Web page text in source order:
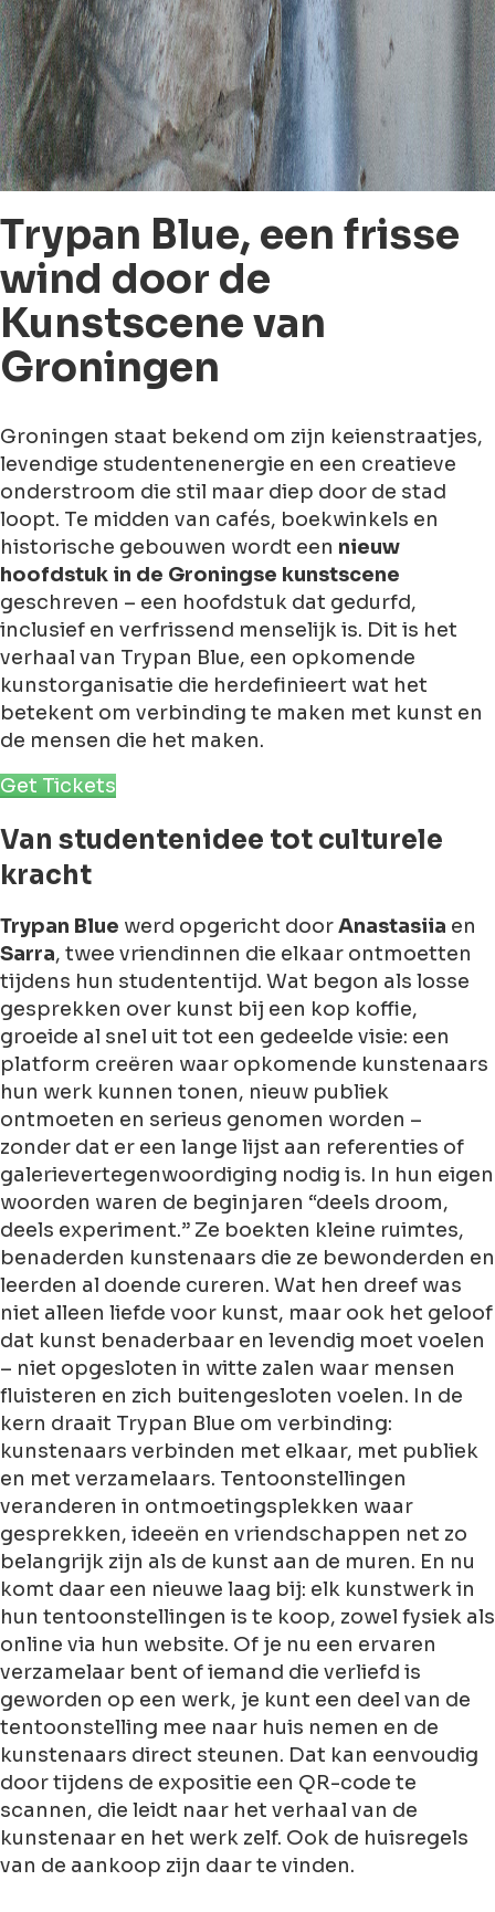
Trypan Blue, een frisse
wind door de
Kunstscene van
Groningen
Groningen staat bekend om zijn keienstraatjes,
levendige studentenenergie en een creatieve
onderstroom die stil maar diep door de stad
loopt. Te midden van cafés, boekwinkels en
historische gebouwen wordt een nieuw
hoofdstuk in de Groningse kunstscene
geschreven – een hoofdstuk dat gedurfd,
inclusief en verfrissend menselijk is. Dit is het
verhaal van Trypan Blue, een opkomende
kunstorganisatie die herdefinieert wat het
betekent om verbinding te maken met kunst en
de mensen die het maken.
Get Tickets
Van studentenidee tot culturele
kracht
Trypan Blue werd opgericht doorAnastasiia en
Sarra, twee vriendinnen die elkaar ontmoetten
tijdens hun studententijd. Wat begon als losse
gesprekken over kunst bij een kop koffie,
groeide al snel uit tot een gedeelde visie: een
platform creëren waar opkomende kunstenaars
hun werk kunnen tonen, nieuw publiek
ontmoeten en serieus genomen worden –
zonder dat er een lange lijst aan referenties of
galerievertegenwoordiging nodig is. In hun eigen
woorden waren de beginjaren “deels droom,
deels experiment.” Ze boekten kleine ruimtes,
benaderden kunstenaars die ze bewonderden en
leerden al doende cureren. Wat hen dreef was
niet alleen liefde voor kunst, maar ook het geloof
dat kunst benaderbaar en levendig moet voelen
– niet opgesloten in witte zalen waar mensen
fluisteren en zich buitengesloten voelen. In de
kern draait Trypan Blue om verbinding:
kunstenaars verbinden met elkaar, met publiek
en met verzamelaars. Tentoonstellingen
veranderen in ontmoetingsplekken waar
gesprekken, ideeën en vriendschappen net zo
belangrijk zijn als de kunst aan de muren. En nu
komt daar een nieuwe laag bij: elk kunstwerk in
hun tentoonstellingen is te koop, zowel fysiek als
online via hun website. Of je nu een ervaren
verzamelaar bent of iemand die verliefd is
geworden op een werk, je kunt een deel van de
tentoonstelling mee naar huis nemen en de
kunstenaars direct steunen. Dat kan eenvoudig
door tijdens de expositie een QR-code te
scannen, die leidt naar het verhaal van de
kunstenaar en het werk zelf. Ook de huisregels
van de aankoop zijn daar te vinden.